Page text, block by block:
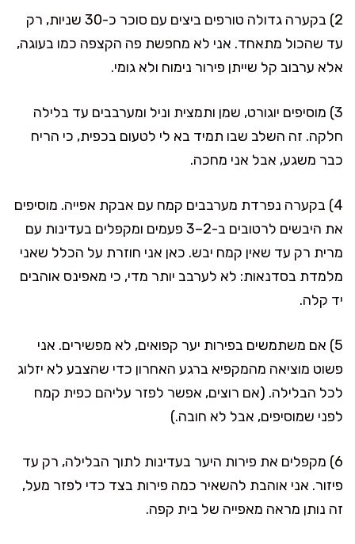
2) בקערה גדולה טורפים ביצים עם סוכר כ-30 שניות, רק
עד שהכול מתאחד. אני לא מחפשת פה הקצפה כמו בעוגה,
אלא ערבוב קל שייתן פירור נימוח ולא גומי.
3) מוסיפים יוגורט, שמן ותמצית וניל ומערבבים עד בלילה
חלקה. זה השלב שבו תמיד בא לי לטעום בכפית, כי הריח
כבר משגע, אבל אני מחכה.
4) בקערה נפרדת מערבבים קמח עם אבקת אפייה. מוסיפים
את היבשים לרטובים ב-2–3 פעמים ומקפלים בעדינות עם
מרית רק עד שאין קמח יבש. כאן אני חוזרת על הכלל שאני
מלמדת בסדנאות: לא לערבב יותר מדי, כי מאפינס אוהבים
יד קלה.
5) אם משתמשים בפירות יער קפואים, לא מפשירים. אני
פשוט מוציאה מהמקפיא ברגע האחרון כדי שהצבע לא יזלוג
לכל הבלילה. (אם רוצים, אפשר לפזר עליהם כפית קמח
לפני שמוסיפים, אבל לא חובה.)
6) מקפלים את פירות היער בעדינות לתוך הבלילה, רק עד
פיזור. אני אוהבת להשאיר כמה פירות בצד כדי לפזר מעל,
זה נותן מראה מאפייה של בית קפה.